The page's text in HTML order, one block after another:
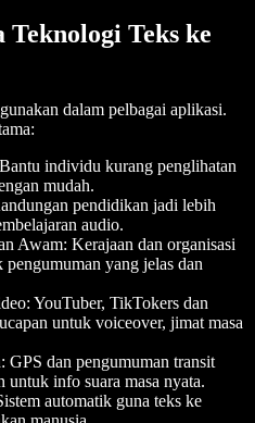
Teknologi Teks ke
dalam pelbagai aplikasi.
Bantu individu kurang penglihatan
mudah.
pendidikan jadi lebih
audio.
Awam: Kerajaan dan organisasi
pengumuman yang jelas dan
: YouTuber, TikTokers dan
untuk voiceover, jimat masa
GPS dan pengumuman transit
untuk info suara masa nyata.
automatik guna teks ke